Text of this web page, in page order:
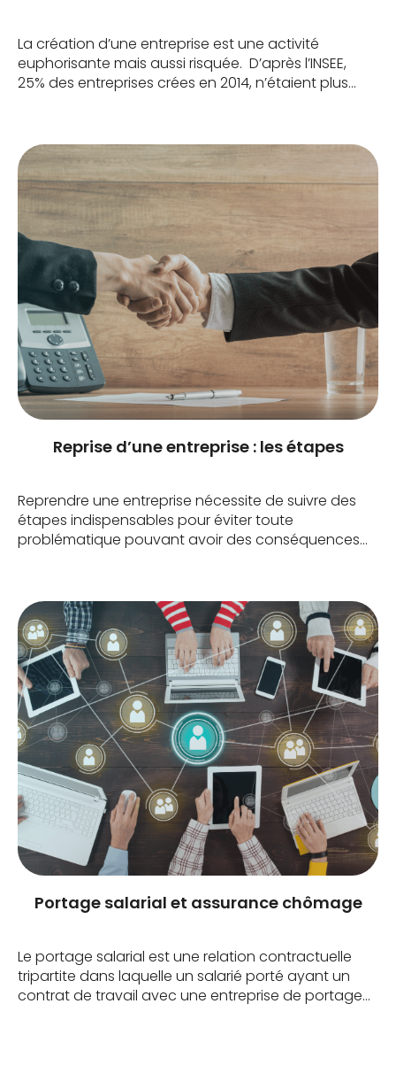
La création d’une entreprise est une activité
euphorisante mais aussi risquée. D’après l’INSEE,
25% des entreprises crées en 2014, n’étaient plus
et avancer méthodiquement. Cela permet de
réduire le risque. Et pour lancer son activité, il y a […]
Reprise d’une entreprise : les étapes
Reprendre une entreprise nécessite de suivre des
étapes indispensables pour éviter toute
problématique pouvant avoir des conséquences
demeure pas moins un exercice délicat, est un
chemin accessible à toutes et à tous. Les étapes et
conseils évoqués dans cet article vous permettront
d’appréhender […]
Portage salarial et assurance chômage
Le portage salarial est une relation contractuelle
tripartite dans laquelle un salarié porté ayant un
contrat de travail avec une entreprise de portage